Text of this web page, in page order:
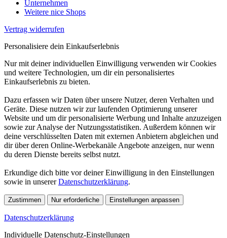
Unternehmen
Weitere nice Shops
Vertrag widerrufen
Personalisiere dein Einkaufserlebnis
Nur mit deiner individuellen Einwilligung verwenden wir Cookies
und weitere Technologien, um dir ein personalisiertes
Einkaufserlebnis zu bieten.
Dazu erfassen wir Daten über unsere Nutzer, deren Verhalten und
Geräte. Diese nutzen wir zur laufenden Optimierung unserer
Website und um dir personalisierte Werbung und Inhalte anzuzeigen
sowie zur Analyse der Nutzungsstatistiken. Außerdem können wir
deine verschlüsselten Daten mit externen Anbietern abgleichen und
dir über deren Online-Werbekanäle Angebote anzeigen, nur wenn
du deren Dienste bereits selbst nutzt.
Erkundige dich bitte vor deiner Einwilligung in den Einstellungen
sowie in unsererDatenschutzerklärung.
Zustimmen Nur erforderliche Einstellungen anpassen
Datenschutzerklärung
Individuelle Datenschutz-Einstellungen